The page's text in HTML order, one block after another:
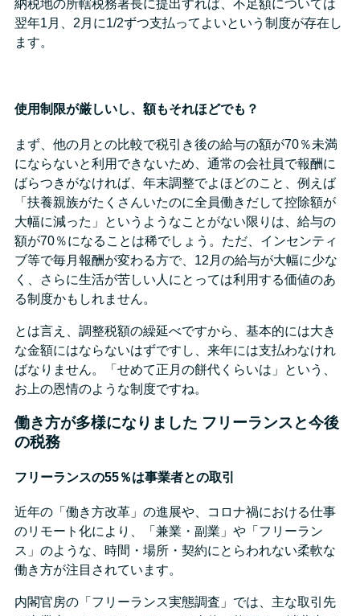
納税地の所轄税務署長に提出すれば、不足額については
翌年1月、2月に1/2ずつ支払ってよいという制度が存在し
ます。
使用制限が厳しいし、額もそれほどでも？
まず、他の月との比較で税引き後の給与の額が70％未満
にならないと利用できないため、通常の会社員で報酬に
ばらつきがなければ、年末調整でよほどのこと、例えば
「扶養親族がたくさんいたのに全員働きだして控除額が
大幅に減った」というようなことがない限りは、給与の
額が70％になることは稀でしょう。ただ、インセンティ
ブ等で毎月報酬が変わる方で、12月の給与が大幅に少な
く、さらに生活が苦しい人にとっては利用する価値のあ
る制度かもしれません。
とは言え、調整税額の繰延べですから、基本的には大き
な金額にはならないはずですし、来年には支払わなけれ
ばなりません。「せめて正月の餅代くらいは」という、
お上の恩情のような制度ですね。
働き方が多様になりました フリーランスと今後
の税務
フリーランスの55％は事業者との取引
近年の「働き方改革」の進展や、コロナ禍における仕事
のリモート化により、「兼業・副業」や「フリーラン
ス」のような、時間・場所・契約にとらわれない柔軟な
働き方が注目されています。
内閣官房の「フリーランス実態調査」では、主な取引先